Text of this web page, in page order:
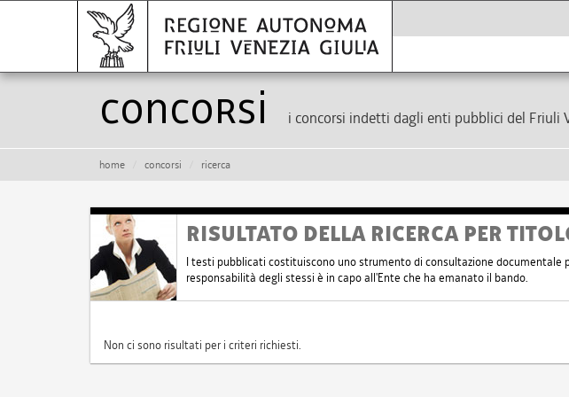
Concorsi i concorsi indetti dagli enti pubblici del Friuli
home concorsi ricerca
RISULTATO DELLA RICERCA PER
I testi pubblicati costituiscono uno strumento di consultazione documentale
responsabilità degli stessi è in capo all'Ente che ha emanato il bando.
Non ci sono risultati per i criteri richiesti.